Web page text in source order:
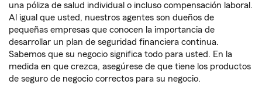
una póliza de salud individual o incluso compensación laboral.
Al igual que usted, nuestros agentes son dueños de
pequeñas empresas que conocen la importancia de
desarrollar un plan de seguridad financiera continua.
Sabemos que su negocio significa todo para usted. En la
medida en que crezca, asegúrese de que tiene los productos
de seguro de negocio correctos para su negocio.